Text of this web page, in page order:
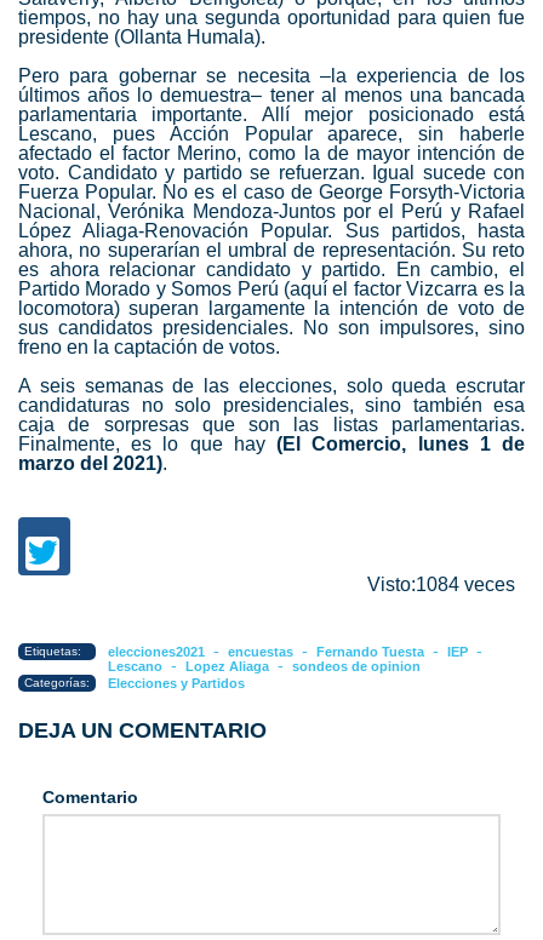
tiempos, no hay una segunda oportunidad para quien fue
presidente (Ollanta Humala).
Pero para gobernar se necesita –la experiencia de los
últimos años lo demuestra– tener al menos una bancada
parlamentaria importante. Allí mejor posicionado está
Lescano, pues Acción Popular aparece, sin haberle
afectado el factor Merino, como la de mayor intención de
voto. Candidato y partido se refuerzan. Igual sucede con
Fuerza Popular. No es el caso de George Forsyth-Victoria
Nacional,Verónika Mendoza-Juntos por el Perú y Rafael
López Aliaga-Renovación Popular. Sus partidos, hasta
ahora, no superarían el umbral de representación. Su reto
es ahora relacionar candidato y partido. En cambio, el
Partido Morado y Somos Perú (aquí el factor Vizcarra es la
locomotora) superan largamente la intención de voto de
sus candidatos presidenciales. No son impulsores, sino
freno en la captación de votos.
A seis semanas de las elecciones, solo queda escrutar
candidaturas no solo presidenciales, sino también esa
caja de sorpresas que son las listas parlamentarias.
Finalmente, es lo que hay(El Comercio, lunes 1 de
marzo del 2021).
Visto:1084 veces
Etiquetas: elecciones2021 - encuestas - Fernando Tuesta - IEP -
Lescano - Lopez Aliaga - sondeos de opinion
Categorías: Elecciones y Partidos
DEJA UN COMENTARIO
Comentario